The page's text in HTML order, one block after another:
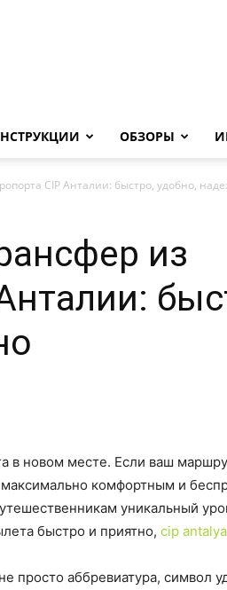
ОБЗОРЫ
CIP Анталии: быстро, удобно,
из
в новом месте. Если ваш
комфортным и
уникальный
быстро и приятно, cip
просто аббревиатура, символ